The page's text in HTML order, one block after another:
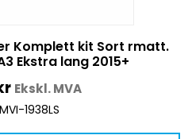
Komplett kit Sort rmatt.
Ekstra lang 2015+
Ekskl. MVA
1938LS